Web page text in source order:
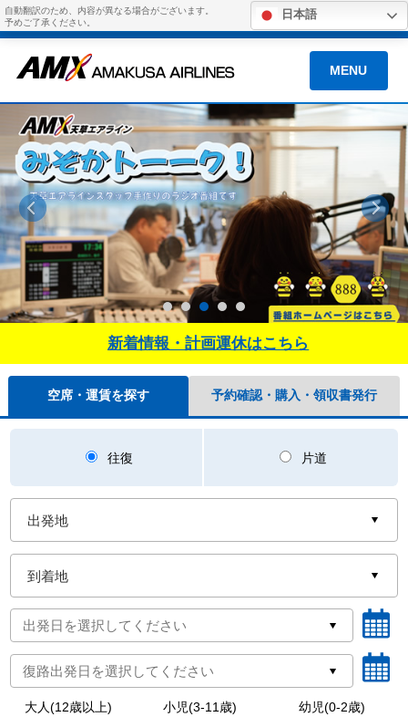
自動翻訳のため、内容が異なる場合がございます。
予めご了承ください。
日本語
MENU
新着情報・計画運休はこちら
空席・運賃を探す 予約確認・購入・領収書発行
往復 片道
大人(12歳以上) 小児(3-11歳) 幼児(0-2歳)